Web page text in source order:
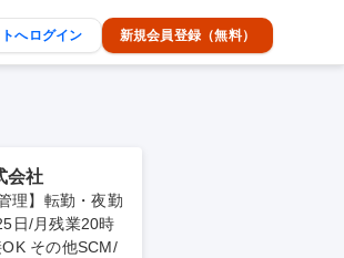
へログイン 新規会員登録（無料）
会社
理】転勤・夜勤
日/月残業20時
その他SCM/